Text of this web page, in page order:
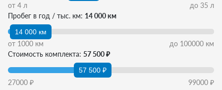
от 4 л до 35 л
Пробег в год / тыс. км: 14 000 км
14 000 км
от 1000 км до 100000 км
Стоимость комплекта: 57 500 ₽
57 500 ₽
27000 ₽ 99000 ₽